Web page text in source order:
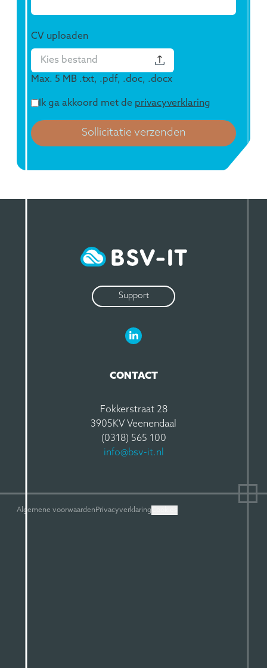
CV uploaden
Kies bestand
Ik ga akkoord met de privacyverklaring
Sollicitatie verzenden
Support
CONTACT
Fokkerstraat 28
3905KV Veenendaal
(0318) 565 100
info@bsv-it.nl
Algemene voorwaarden Privacyverklaring